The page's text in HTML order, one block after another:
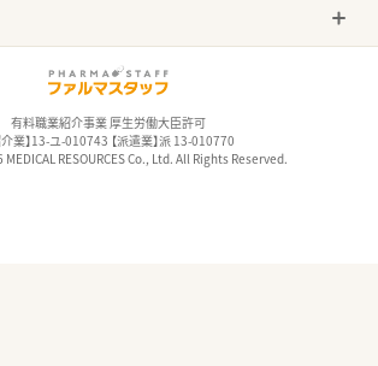
有料職業紹介事業 厚生労働大臣許可
介業】13-ユ-010743 【派遣業】派 13-010770
RESOURCES Co., Ltd. All Rights Reserved.